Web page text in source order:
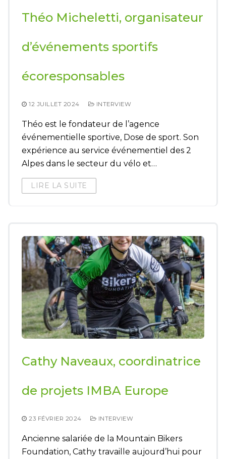
Théo Micheletti, organisateur
d’événements sportifs
écoresponsables
12 JUILLET 2024 INTERVIEW
Théo est le fondateur de l’agence
événementielle sportive, Dose de sport. Son
expérience au service événementiel des 2
Alpes dans le secteur du vélo et…
LIRE LA SUITE
Cathy Naveaux, coordinatrice
de projets IMBA Europe
23 FÉVRIER 2024 INTERVIEW
Ancienne salariée de la Mountain Bikers
Foundation, Cathy travaille aujourd’hui pour